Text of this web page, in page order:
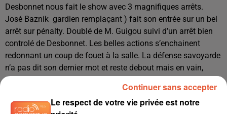
Desbonnet nous fait le show avec 3 magnifiques arrêts.
José Baznik gardien remplaçant ) fait son entrée sur un bel
arrêt sur pénalty. Doublé de M. Guigou suivi d’un arrêt bien
controlé de Desbonnet. Les belles actions s’enchainent
redonnant un coup de fouet à la salle. La défense savoyarde
n’a pas dit son dernier mot et reste debout mais en vain,
notre Green Team a montré une attaque bienplus forte et le
PROCHAIN RDV AU PARNASSE MERCREDI 19 FEVRIER
Le respect de votre vie privée est notre
Continuer sans accepter